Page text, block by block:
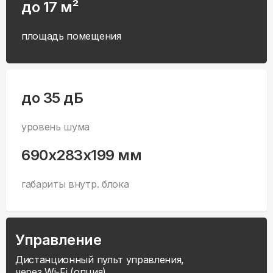
до 17 м²
площадь помещения
до 35 дБ
уровень шума
690x283x199 мм
габариты внутр. блока
Управление
Дистанционный пульт управления,